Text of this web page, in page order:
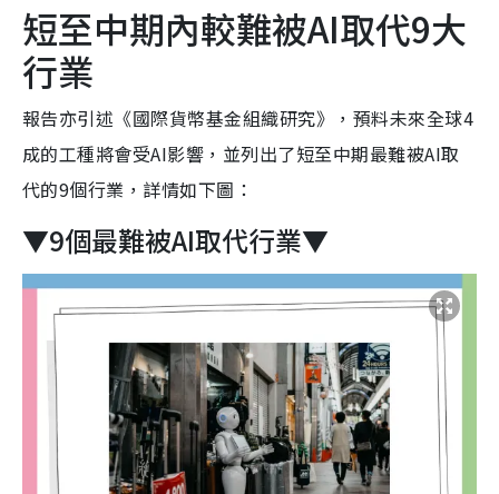
短至中期內較難被AI取代9大
行業
報告亦引述《國際貨幣基金組織研究》，預料未來全球4
成的工種將會受AI影響，並列出了短至中期最難被AI取
代的9個行業，詳情如下圖：
▼9個最難被AI取代行業▼